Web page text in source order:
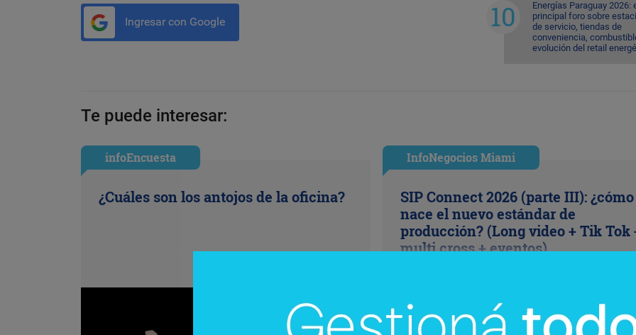
Ingresar con Google
Energías Paraguay 2026:
principal foro sobre
de servicio, tiendas de
conveniencia,
evolución del retail
Te puede interesar:
infoEncuesta
¿Cuáles son los antojos de la oficina?
InfoNegocios Miami
SIP Connect 2026 (parte III): ¿cómo
nace el nuevo estándar de
producción? (Long video + Tik Tok
multi cross + eventos)